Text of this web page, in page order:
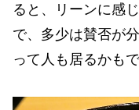
ると、リーンに感
で、多少は賛否が
って人も居るかもで